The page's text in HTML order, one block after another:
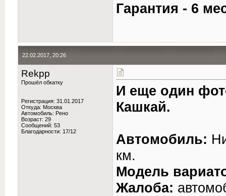
Гарантия - 6
22.02.2017, 20:26
Rekpp
Прошёл обкатку
Регистрация: 31.01.2017
Откуда: Москва
Автомобиль: Рено
Возраст: 29
Сообщений: 53
Благодарности: 17/12
И еще один
Кашкай.
Автомобиль:
км.
Модель
Жалоба: